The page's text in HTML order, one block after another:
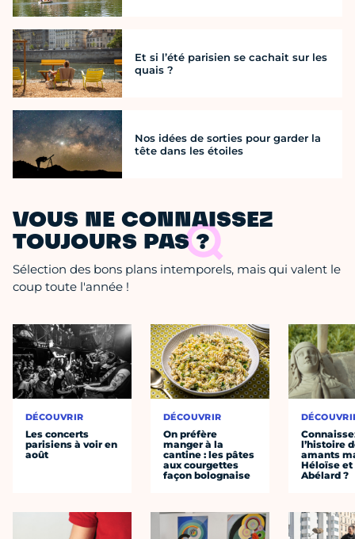
Et si l’été parisien se cachait sur les
quais ?
Nos idées de sorties pour garder la
tête dans les étoiles
VOUS NE CONNAISSEZ
TOUJOURS PAS ?
Sélection des bons plans intemporels, mais qui valent le
coup toute l'année !
DÉCOUVRIR
Les concerts
parisiens à voir en
août
DÉCOUVRIR
On préfère
manger à la
cantine : les pâtes
aux courgettes
façon bolognaise
l’histoire
amants
Héloïse et
Abélard ?